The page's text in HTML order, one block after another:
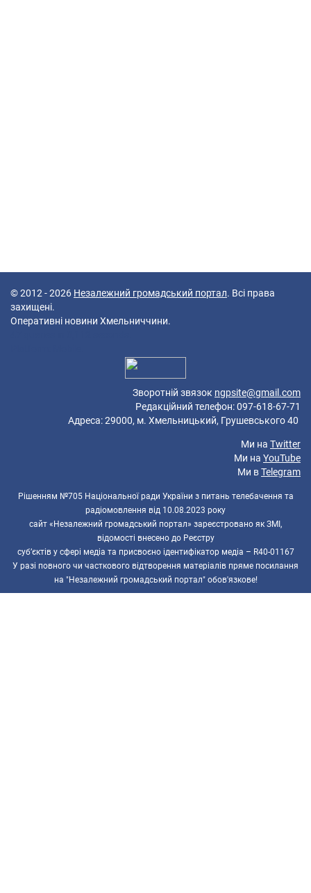
© 2012 - 2026 Незалежний громадський портал. Всі права
захищені.
Оперативні новини Хмельниччини.
Зворотній звязок ngpsite@gmail.com
Редакційний телефон: 097-618-67-71
Адреса: 29000, м. Хмельницький, Грушевського 40
Ми на Twitter
Ми на YouTube
Ми вTelegram
Рішенням №705 Національної ради України з питань телебачення та
радіомовлення від 10.08.2023 року
сайт «Незалежний громадський портал» зареєстровано як ЗМІ,
відомості внесено до Реєстру
суб’єктів у сфері медіа та присвоєно ідентифікатор медіа – R40-01167
У разі повного чи часткового відтворення матеріалів пряме посилання
на "Незалежний громадський портал" обов'язкове!